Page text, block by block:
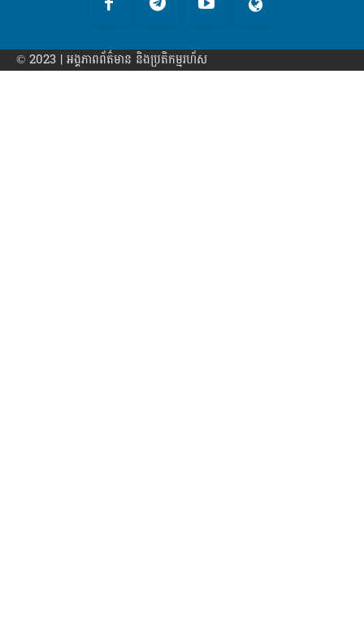
© 2023 | អង្គភាព​ព័ត៌មាន​ និងប្រតិកម្មរហ័ស